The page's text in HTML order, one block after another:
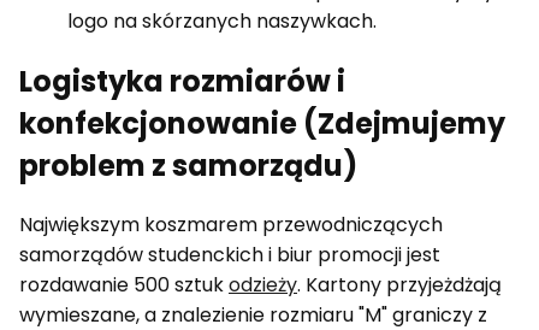
logo na skórzanych naszywkach.
Logistyka rozmiarów i
konfekcjonowanie (Zdejmujemy
problem z samorządu)
Największym koszmarem przewodniczących
samorządów studenckich i biur promocji jest
rozdawanie 500 sztukodzieży. Kartony przyjeżdżają
wymieszane, a znalezienie rozmiaru "M" graniczy z